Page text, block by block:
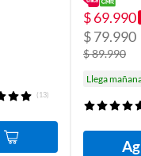
(13)
$ 69.990
$ 79.990
$ 89.990
Llega